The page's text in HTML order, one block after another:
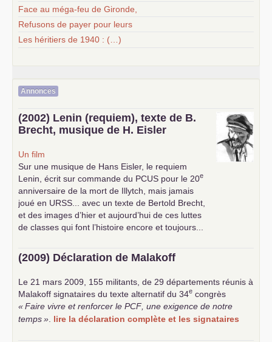
Face au méga-feu de Gironde,
Refusons de payer pour leurs
Les héritiers de 1940 : (…)
Annonces
(2002) Lenin (requiem), texte de B.
Brecht, musique de H. Eisler
Un film
Sur une musique de Hans Eisler, le requiem
Lenin, écrit sur commande du PCUS pour le 20e
anniversaire de la mort de Illytch, mais jamais
joué en URSS ... avec un texte de Bertold Brecht,
et des images d’hier et aujourd’hui de ces luttes
de classes qui font l’histoire encore et toujours...
(2009) Déclaration de Malakoff
Le 21 mars 2009, 155 militants, de 29 départements réunis à
Malakoff signataires du texte alternatif du 34e congrès
«Faire vivre et renforcer le PCF , une exigence de notre
temps» lire la déclaration complète et les signataires